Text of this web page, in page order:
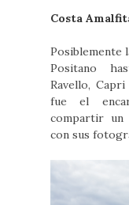
Costa
Posiblemente
Positano
Ravello,
fue el
compartir un
con sus